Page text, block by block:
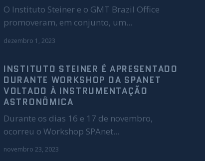
O Instituto Steiner e o GMT Brazil Office
promoveram, em conjunto, um...
dezembro 1, 2023
INSTITUTO STEINER É APRESENTADO
DURANTE WORKSHOP DA SPANET
VOLTADO À INSTRUMENTAÇÃO
ASTRONÔMICA
Durante os dias 16 e 17 de novembro,
ocorreu o Workshop SPAnet...
novembro 23, 2023